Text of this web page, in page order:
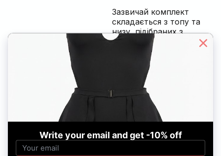
Зазвичай комплект
складається з топу та
низу, підібраних з
урахуванням
навантажень і пластики
тіла. Це можуть бути
різні варіації: відкриті
або більш закриті
моделі, стримані або
сценічні. Головне — щоб
верх підтримував, а низ
дозволяв безпечно
взаємодіяти з пілоном.